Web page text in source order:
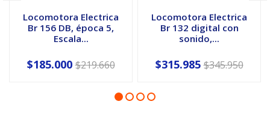
Locomotora Electrica
Br 156 DB, época 5,
Escala...
$185.000 $219.660
Locomotora Electrica
Br 132 digital con
sonido,...
$315.985 $345.950